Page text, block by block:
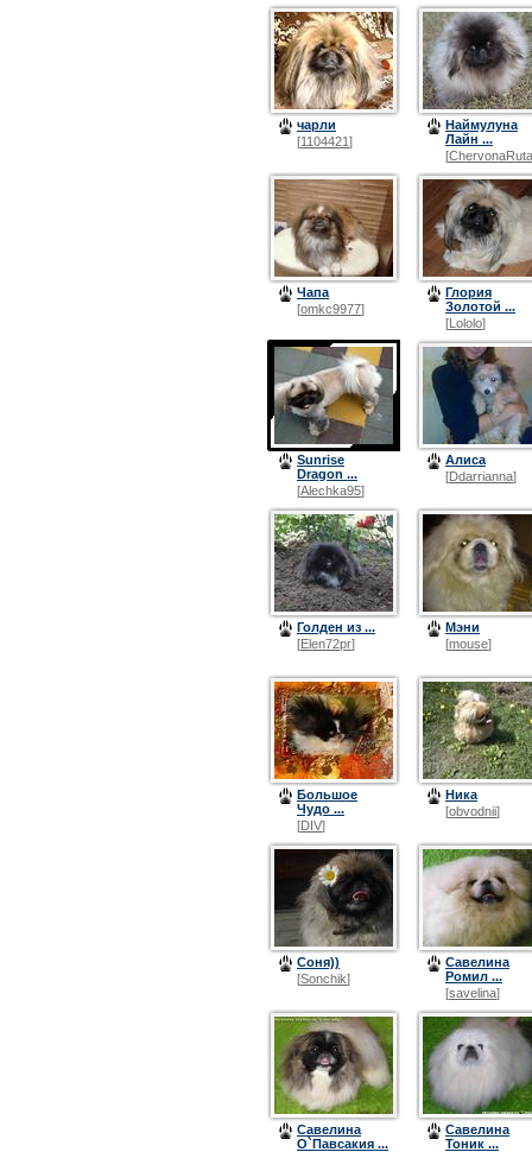
чарли
[1104421]
Наймулуна
Лайн ...
[ChervonaRuta
Чапа
[omkc9977]
Глория
Золотой ...
[Lololo]
Sunrise
Dragon ...
[Alechka95]
Алиса
[Ddarrianna]
Голден из ...
[Elen72pr]
Мэни
[mouse]
Большое
Чудо ...
[DIV]
Ника
[obvodnii]
Соня))
[Sonchik]
Савелина
Ромил ...
[savelina]
Савелина
О`Павсакия ...
Савелина
Тоник ...